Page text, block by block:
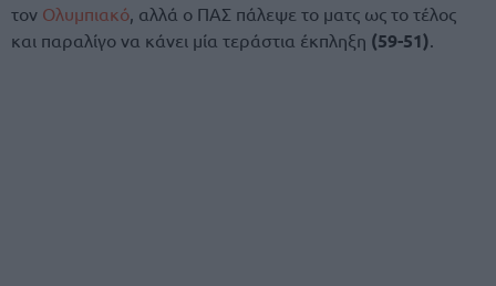
τον Ολυμπιακό , αλλά ο ΠΑΣ πάλεψε το ματς ως το τέλος
και παραλίγο να κάνει μία τεράστια έκπληξη (59-51)